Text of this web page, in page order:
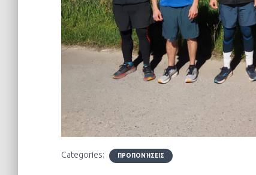
Categories: ΠΡΟΠΟΝΉΣΕΙΣ